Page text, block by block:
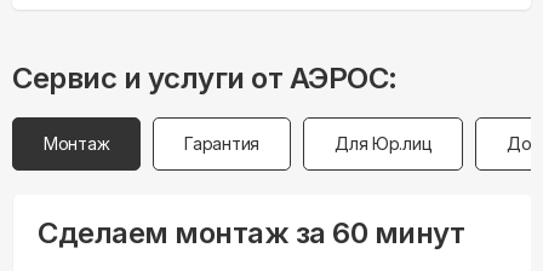
Сервис и услуги от АЭРОС:
Монтаж Гарантия Для Юр.лиц
Сделаем монтаж за 60 минут